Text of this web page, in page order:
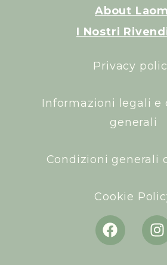
About
I Nostri
Privacy
Informazioni legali e
generali
Condizioni generali
Cookie